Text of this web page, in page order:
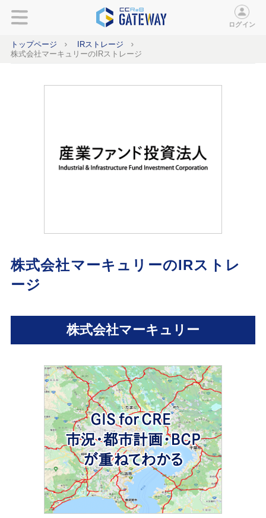
ログイン
トップページ
IRストレージ
株式会社マーキュリーのIRストレージ
株式会社マーキュリーのIRストレ
ージ
株式会社マーキュリー